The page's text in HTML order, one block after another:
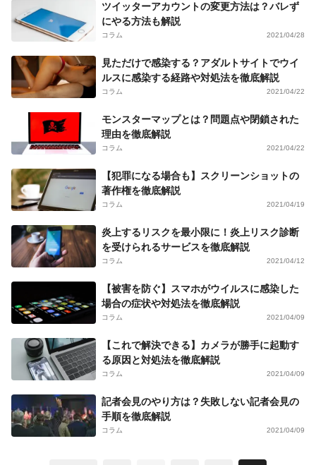
ツイッターアカウントの変更方法は？バレず
にやる方法も解説
コラム 2021/04/28
見ただけで感染する？アダルトサイトでウイ
ルスに感染する経路や対処法を徹底解説
コラム 2021/04/22
モンスターマップとは？問題点や閉鎖された
理由を徹底解説
コラム 2021/04/22
【犯罪になる場合も】スクリーンショットの
著作権を徹底解説
コラム 2021/04/19
炎上するリスクを最小限に！炎上リスク診断
を受けられるサービスを徹底解説
コラム 2021/04/12
【被害を防ぐ】スマホがウイルスに感染した
場合の症状や対処法を徹底解説
コラム 2021/04/09
【これで解決できる】カメラが勝手に起動す
る原因と対処法を徹底解説
コラム 2021/04/09
記者会見のやり方は？失敗しない記者会見の
手順を徹底解説
コラム 2021/04/09